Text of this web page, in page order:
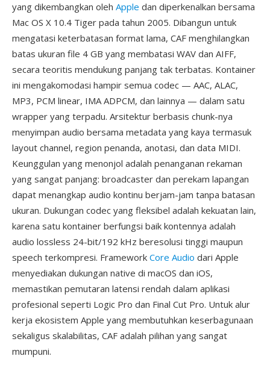
yang dikembangkan oleh Apple dan diperkenalkan bersama
Mac OS X 10.4 Tiger pada tahun 2005. Dibangun untuk
mengatasi keterbatasan format lama, CAF menghilangkan
batas ukuran file 4 GB yang membatasi WAV dan AIFF,
secara teoritis mendukung panjang tak terbatas. Kontainer
ini mengakomodasi hampir semua codec — AAC, ALAC,
MP3, PCM linear, IMA ADPCM, dan lainnya — dalam satu
wrapper yang terpadu. Arsitektur berbasis chunk-nya
menyimpan audio bersama metadata yang kaya termasuk
layout channel, region penanda, anotasi, dan data MIDI.
Keunggulan yang menonjol adalah penanganan rekaman
yang sangat panjang: broadcaster dan perekam lapangan
dapat menangkap audio kontinu berjam-jam tanpa batasan
ukuran. Dukungan codec yang fleksibel adalah kekuatan lain,
karena satu kontainer berfungsi baik kontennya adalah
audio lossless 24-bit/192 kHz beresolusi tinggi maupun
speech terkompresi. Framework Core Audio dari Apple
menyediakan dukungan native di macOS dan iOS,
memastikan pemutaran latensi rendah dalam aplikasi
profesional seperti Logic Pro dan Final Cut Pro. Untuk alur
kerja ekosistem Apple yang membutuhkan keserbagunaan
sekaligus skalabilitas, CAF adalah pilihan yang sangat
mumpuni.